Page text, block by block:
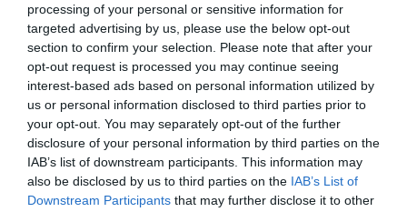
processing of your personal or sensitive information for
targeted advertising by us, please use the below opt-out
section to confirm your selection. Please note that after your
opt-out request is processed you may continue seeing
interest-based ads based on personal information utilized by
us or personal information disclosed to third parties prior to
your opt-out. You may separately opt-out of the further
disclosure of your personal information by third parties on the
IAB’s list of downstream participants. This information may
also be disclosed by us to third parties on the IAB’s List of
Downstream Participants that may further disclose it to other